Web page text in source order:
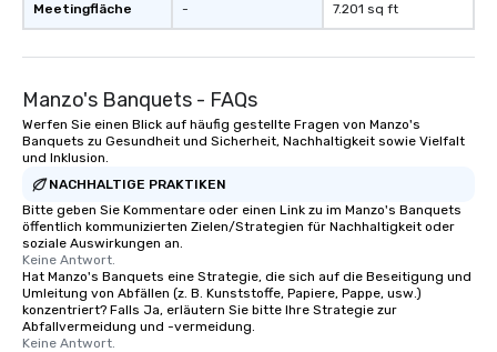
Meetingfläche - 7.201 sq ft
Manzo's Banquets - FAQs
Werfen Sie einen Blick auf häufig gestellte Fragen von Manzo's
Banquets zu Gesundheit und Sicherheit, Nachhaltigkeit sowie Vielfalt
und Inklusion.
NACHHALTIGE PRAKTIKEN
Bitte geben Sie Kommentare oder einen Link zu im Manzo's Banquets
öffentlich kommunizierten Zielen/Strategien für Nachhaltigkeit oder
soziale Auswirkungen an.
Keine Antwort.
Hat Manzo's Banquets eine Strategie, die sich auf die Beseitigung und
Umleitung von Abfällen (z. B. Kunststoffe, Papiere, Pappe, usw.)
konzentriert? Falls Ja, erläutern Sie bitte Ihre Strategie zur
Abfallvermeidung und -vermeidung.
Keine Antwort.